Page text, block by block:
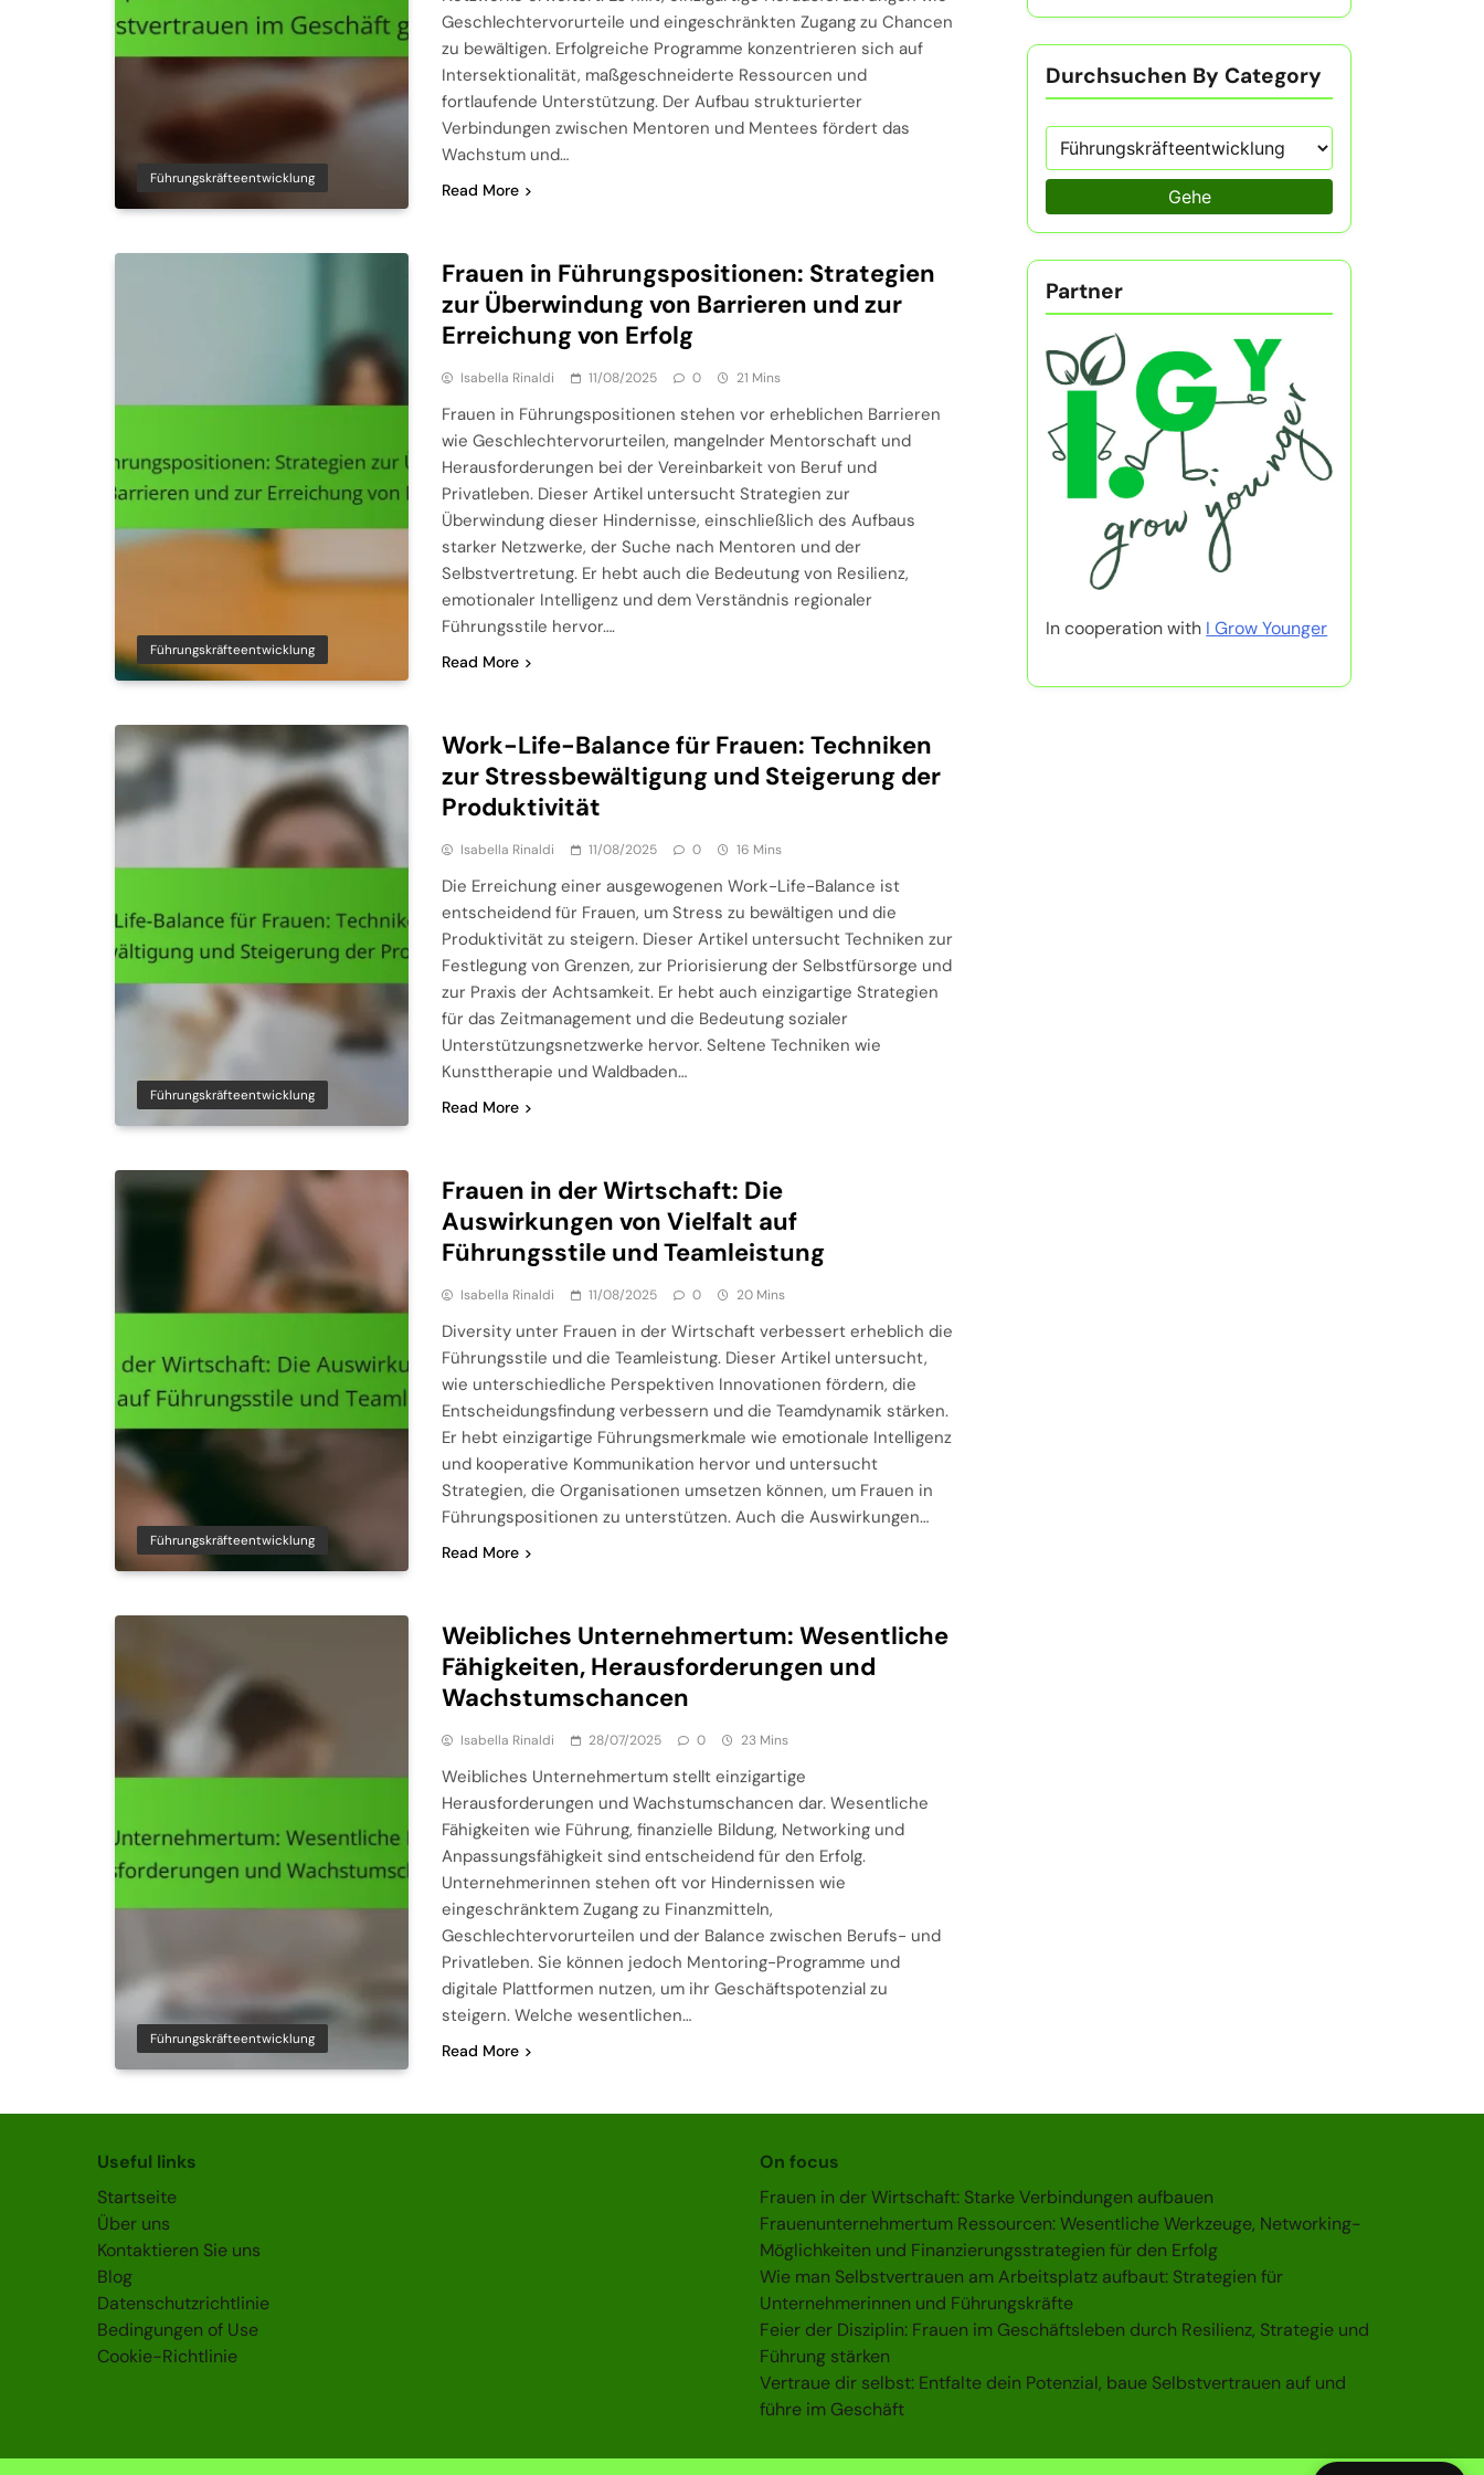
Führungskräfteentwicklung
Geschlechtervorurteile und eingeschränkten Zugang zu Chancen
zu bewältigen. Erfolgreiche Programme konzentrieren sich auf
Intersektionalität, maßgeschneiderte Ressourcen und
fortlaufende Unterstützung. Der Aufbau strukturierter
Verbindungen zwischen Mentoren und Mentees fördert das
Wachstum und…
Read More
Führungskräfteentwicklung
Frauen in Führungspositionen: Strategien
zur Überwindung von Barrieren und zur
Erreichung von Erfolg
Isabella Rinaldi 11/08/2025 0 21 Mins
Frauen in Führungspositionen stehen vor erheblichen Barrieren
wie Geschlechtervorurteilen, mangelnder Mentorschaft und
Herausforderungen bei der Vereinbarkeit von Beruf und
Privatleben. Dieser Artikel untersucht Strategien zur
Überwindung dieser Hindernisse, einschließlich des Aufbaus
starker Netzwerke, der Suche nach Mentoren und der
Selbstvertretung. Er hebt auch die Bedeutung von Resilienz,
emotionaler Intelligenz und dem Verständnis regionaler
Führungsstile hervor….
Read More
Führungskräfteentwicklung
Work-Life-Balance für Frauen: Techniken
zur Stressbewältigung und Steigerung der
Produktivität
Isabella Rinaldi 11/08/2025 0 16 Mins
Die Erreichung einer ausgewogenen Work-Life-Balance ist
entscheidend für Frauen, um Stress zu bewältigen und die
Produktivität zu steigern. Dieser Artikel untersucht Techniken zur
Festlegung von Grenzen, zur Priorisierung der Selbstfürsorge und
zur Praxis der Achtsamkeit. Er hebt auch einzigartige Strategien
für das Zeitmanagement und die Bedeutung sozialer
Unterstützungsnetzwerke hervor. Seltene Techniken wie
Kunsttherapie und Waldbaden…
Read More
Führungskräfteentwicklung
Frauen in der Wirtschaft: Die
Auswirkungen von Vielfalt auf
Führungsstile und Teamleistung
Isabella Rinaldi 11/08/2025 0 20 Mins
Diversity unter Frauen in der Wirtschaft verbessert erheblich die
Führungsstile und die Teamleistung. Dieser Artikel untersucht,
wie unterschiedliche Perspektiven Innovationen fördern, die
Entscheidungsfindung verbessern und die Teamdynamik stärken.
Er hebt einzigartige Führungsmerkmale wie emotionale Intelligenz
und kooperative Kommunikation hervor und untersucht
Strategien, die Organisationen umsetzen können, um Frauen in
Führungspositionen zu unterstützen. Auch die Auswirkungen…
Read More
Führungskräfteentwicklung
Weibliches Unternehmertum: Wesentliche
Fähigkeiten, Herausforderungen und
Wachstumschancen
Isabella Rinaldi 28/07/2025 0 23 Mins
Weibliches Unternehmertum stellt einzigartige
Herausforderungen und Wachstumschancen dar. Wesentliche
Fähigkeiten wie Führung, finanzielle Bildung, Networking und
Anpassungsfähigkeit sind entscheidend für den Erfolg.
Unternehmerinnen stehen oft vor Hindernissen wie
eingeschränktem Zugang zu Finanzmitteln,
Geschlechtervorurteilen und der Balance zwischen Berufs- und
Privatleben. Sie können jedoch Mentoring-Programme und
digitale Plattformen nutzen, um ihr Geschäftspotenzial zu
steigern. Welche wesentlichen…
Read More
Durchsuchen By Category
Gehe
Partner
In cooperation with I Grow Younger
Useful links
Startseite
Über uns
Kontaktieren Sie uns
Blog
Datenschutzrichtlinie
Bedingungen of Use
Cookie-Richtlinie
On focus
Frauen in der Wirtschaft: Starke Verbindungen aufbauen
Frauenunternehmertum Ressourcen: Wesentliche Werkzeuge, Networking-
Möglichkeiten und Finanzierungsstrategien für den Erfolg
Wie man Selbstvertrauen am Arbeitsplatz aufbaut: Strategien für
Unternehmerinnen und Führungskräfte
Feier der Disziplin: Frauen im Geschäftsleben durch Resilienz, Strategie und
Führung stärken
Vertraue dir selbst: Entfalte dein Potenzial, baue Selbstvertrauen auf und
führe im Geschäft